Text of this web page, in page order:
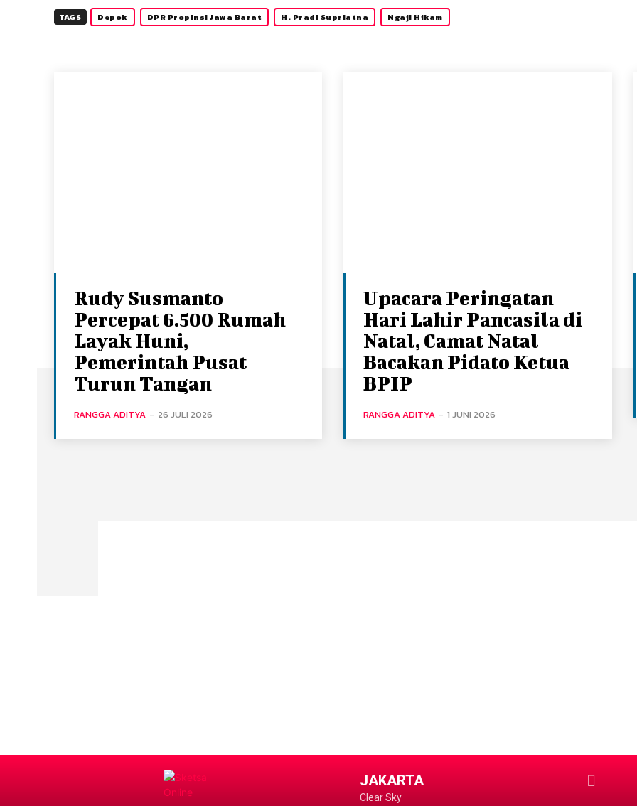
TAGS Depok DPR Propinsi Jawa Barat H. Pradi Supriatna Ngaji Hikam
Rudy Susmanto
Percepat 6.500 Rumah
Layak Huni,
Pemerintah Pusat
Turun Tangan
RANGGA ADITYA - 26 JULI 2026
Upacara Peringatan
Hari Lahir Pancasila di
Natal, Camat Natal
Bacakan Pidato Ketua
BPIP
RANGGA ADITYA - 1 JUNI 2026
JAKARTA
Clear Sky